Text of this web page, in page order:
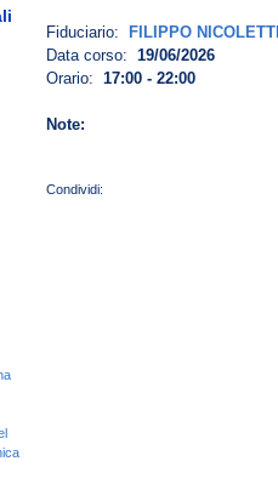
Fiduciario:
FILIPPO
Data corso: 19/06/2026
Orario: 17:00 - 22:00
Note: